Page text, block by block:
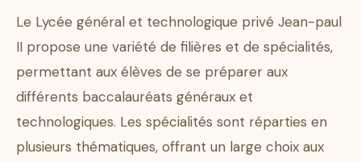
Le Lycée général et technologique privé Jean-paul
II propose une variété de filières et de spécialités,
permettant aux élèves de se préparer aux
différents baccalauréats généraux et
technologiques. Les spécialités sont réparties en
plusieurs thématiques, offrant un large choix aux